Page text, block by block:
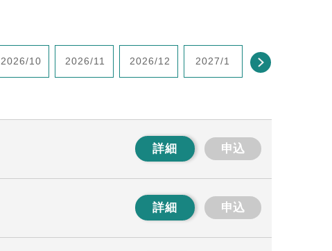
2026/10 2026/11 2026/12 2027/1 2027/2
詳細 申込
詳細 申込